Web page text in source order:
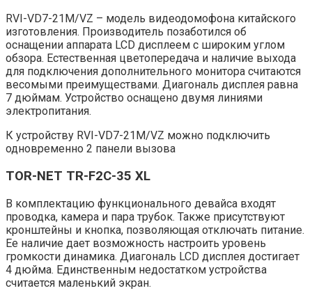
RVI-VD7-21M/VZ – модель видеодомофона китайского
изготовления. Производитель позаботился об
оснащении аппарата LCD дисплеем с широким углом
обзора. Естественная цветопередача и наличие выхода
для подключения дополнительного монитора считаются
весомыми преимуществами. Диагональ дисплея равна
7 дюймам. Устройство оснащено двумя линиями
электропитания.
К устройству RVI-VD7-21M/VZ можно подключить
одновременно 2 панели вызова
TOR-NET TR-F2C-35 XL
В комплектацию функционального девайса входят
проводка, камера и пара трубок. Также присутствуют
кронштейны и кнопка, позволяющая отключать питание.
Ее наличие дает возможность настроить уровень
громкости динамика. Диагональ LCD дисплея достигает
4 дюйма. Единственным недостатком устройства
считается маленький экран.